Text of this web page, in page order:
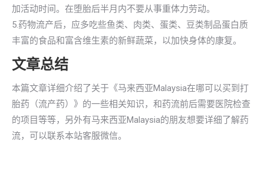
加活动时间。在堕胎后半月内不要从事重体力劳动。
5.药物流产后，应多吃些鱼类、肉类、蛋类、豆类制品蛋白质
丰富的食品和富含维生素的新鲜蔬菜，以加快身体的康复。
文章总结
本篇文章详细介绍了关于《马来西亚Malaysia在哪可以买到打
胎药（流产药）》的一些相关知识，和药流前后需要医院检查
的项目等等，另外有马来西亚Malaysia的朋友想要详细了解药
流，可以联系本站客服微信。